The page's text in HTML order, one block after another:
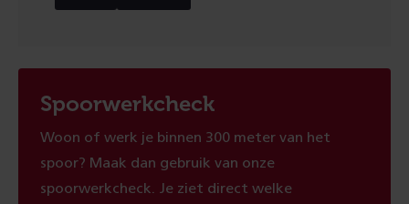
Spoorwerkcheck
Woon of werk je binnen 300 meter van het
spoor? Maak dan gebruik van onze
spoorwerkcheck. Je ziet direct welke